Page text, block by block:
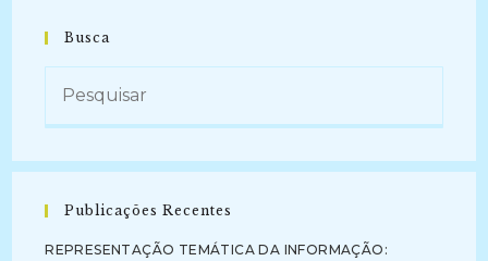
Busca
Publicações Recentes
REPRESENTAÇÃO TEMÁTICA DA INFORMAÇÃO: